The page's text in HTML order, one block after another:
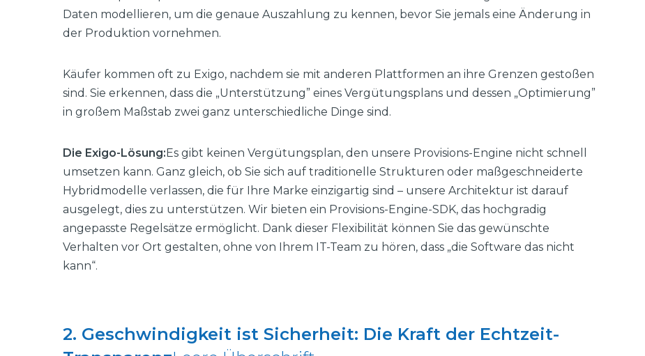
Daten modellieren, um die genaue Auszahlung zu kennen, bevor Sie jemals eine Änderung in
der Produktion vornehmen.
Käufer kommen oft zu Exigo, nachdem sie mit anderen Plattformen an ihre Grenzen gestoßen
sind. Sie erkennen, dass die „Unterstützung” eines Vergütungsplans und dessen „Optimierung”
in großem Maßstab zwei ganz unterschiedliche Dinge sind.
Die Exigo-Lösung:Es gibt keinen Vergütungsplan, den unsere Provisions-Engine nicht schnell
umsetzen kann. Ganz gleich, ob Sie sich auf traditionelle Strukturen oder maßgeschneiderte
Hybridmodelle verlassen, die für Ihre Marke einzigartig sind – unsere Architektur ist darauf
ausgelegt, dies zu unterstützen. Wir bieten ein Provisions-Engine-SDK, das hochgradig
angepasste Regelsätze ermöglicht. Dank dieser Flexibilität können Sie das gewünschte
Verhalten vor Ort gestalten, ohne von Ihrem IT-Team zu hören, dass „die Software das nicht
kann“.
2. Geschwindigkeit ist Sicherheit: Die Kraft der Echtzeit-